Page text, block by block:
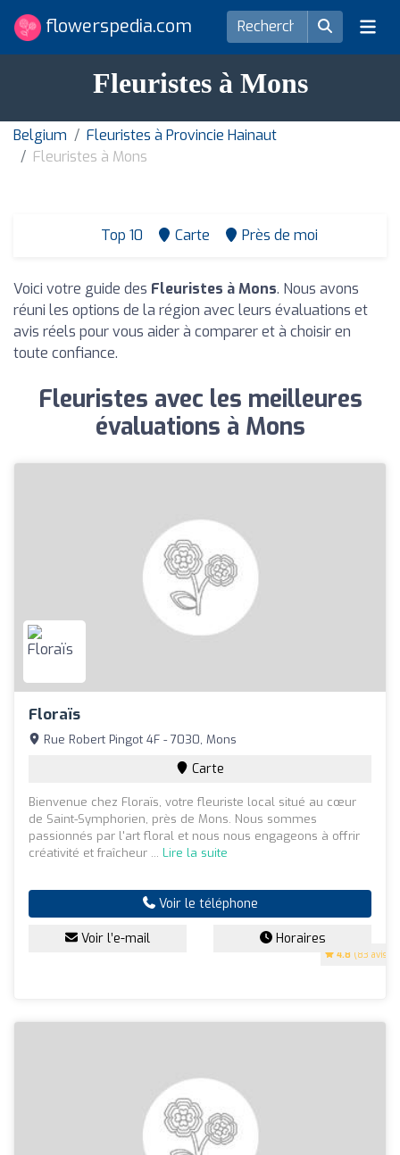
flowerspedia.com
Fleuristes à Mons
Belgium
Fleuristes à Provincie Hainaut
Fleuristes à Mons
Top 10 Carte Près de moi
Voici votre guide des Fleuristes à Mons. Nous avons
réuni les options de la région avec leurs évaluations et
avis réels pour vous aider à comparer et à choisir en
toute confiance.
Fleuristes avec les meilleures
évaluations à Mons
Floraïs
4.8 (83 avis)
Rue Robert Pingot 4F - 7030, Mons
Carte
Bienvenue chez Floraïs, votre fleuriste local situé au cœur
de Saint-Symphorien, près de Mons. Nous sommes
passionnés par l'art floral et nous nous engageons à offrir
créativité et fraîcheur ... Lire la suite
Voir le téléphone
Voir l’e-mail Horaires